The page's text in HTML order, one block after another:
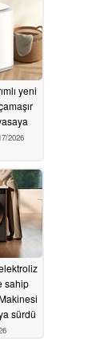
yeni
2026
sahip
sürdü